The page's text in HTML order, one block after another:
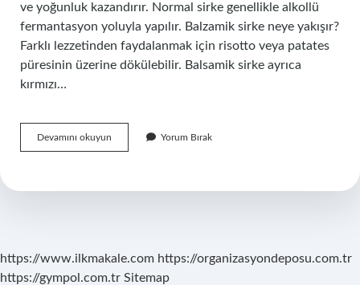
ve yoğunluk kazandırır. Normal sirke genellikle alkollü
fermantasyon yoluyla yapılır. Balzamik sirke neye yakışır?
Farklı lezzetinden faydalanmak için risotto veya patates
püresinin üzerine dökülebilir. Balsamik sirke ayrıca
kırmızı…
Devamını okuyun Balzamik
Sirke
Yorum Bırak
https://www.ilkmakale.com https://organizasyondeposu.com.tr
https://gympol.com.tr Sitemap